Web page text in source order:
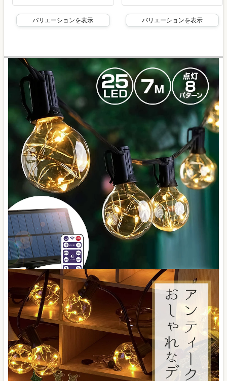
バリエーションを表示 バリエーションを表示